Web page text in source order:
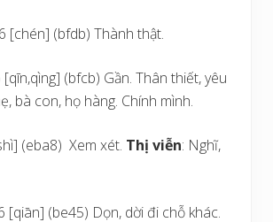
[chén] (bfdb) Thành thật.
[qīn,qìng] (bfcb) Gần. Thân thiết, yêu
bà con, họ hàng. Chính mình.
(eba8) Xem xét. Thị viễn: Nghĩ,
[qiān] (be45) Dọn, dời đi chỗ khác.